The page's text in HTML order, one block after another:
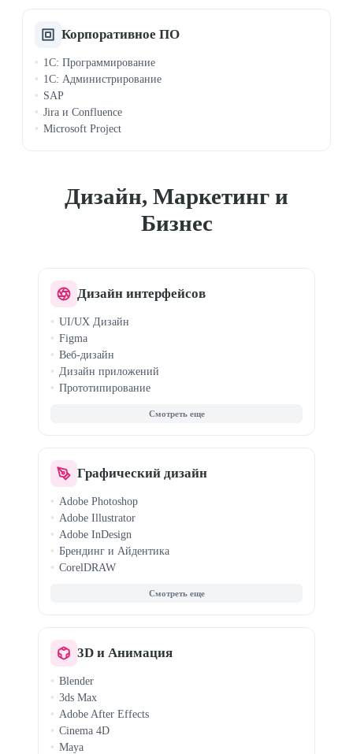
Корпоративное ПО
1C: Программирование
1C: Администрирование
SAP
Jira и Confluence
Microsoft Project
Дизайн, Маркетинг и
Бизнес
Дизайн интерфейсов
UI/UX Дизайн
Figma
Веб-дизайн
Дизайн приложений
Прототипирование
Графический дизайн
Adobe Photoshop
Adobe Illustrator
Adobe InDesign
Брендинг и Айдентика
CorelDRAW
3D и Анимация
Blender
3ds Max
Adobe After Effects
Cinema 4D
Maya